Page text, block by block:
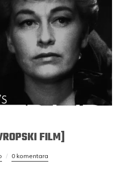
FILM]
0 komentara